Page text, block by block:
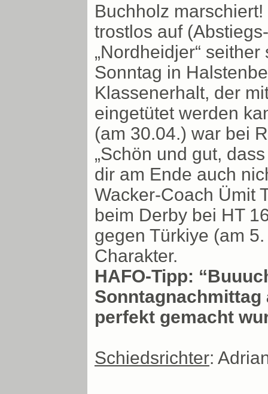
Buchholz
trostlos auf
„Nordheidjer“
Sonntag in
Klassenerhalt, der
eingetütet werden
(am 30.04.) war bei
„Schön und gut,
dir am Ende auch
Wacker-Coach Ümit
beim Derby bei HT
gegen Türkiye (am
Charakter.
HAFO-Tipp:
Sonntagnachmittag
perfekt gemacht
Schiedsrichter: